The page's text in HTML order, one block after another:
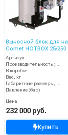
Выносной блок для
Comet HOTBOX 25/250
Артикул
В коробке
Вес, кг
Давление (бар)
Цена
232 000 руб.
Купить